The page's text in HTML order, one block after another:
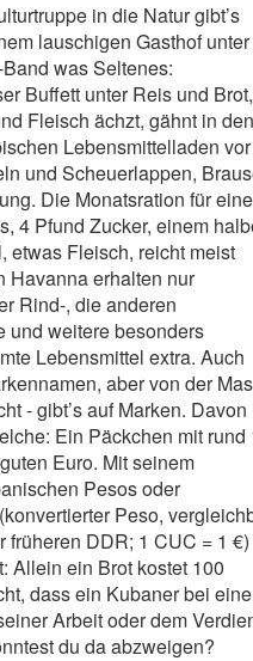
in die Natur gibt’s
lauschigen Gasthof unter
was Seltenes:
Buffett unter Reis und Brot,
Fleisch ächzt, gähnt in
Lebensmittelladen vor
und Scheuerlappen,
Die Monatsration für
4 Pfund Zucker, einem
etwas Fleisch, reicht meist
Havanna erhalten nur
Rind-, die anderen
und weitere besonders
Lebensmittel extra. Auch
aber von der
- gibt’s auf Marken. Davon
Ein Päckchen mit rund
Euro. Mit seinem
Pesos oder
Peso,
früheren DDR; 1 CUC = 1 €)
Allein ein Brot kostet 100
dass ein Kubaner bei
Arbeit oder dem
du da abzweigen?